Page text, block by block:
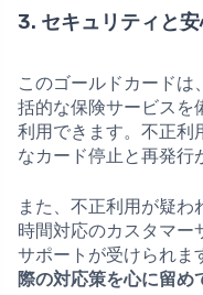
3. セキュリティと
このゴールドカード
括的な保険サービスを
利用できます。不正利
なカード停止と再発行
また、不正利用が疑
時間対応のカスタマー
サポートが受けられま
際の対応策を心に留め